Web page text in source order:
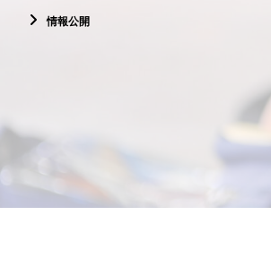
情報公開